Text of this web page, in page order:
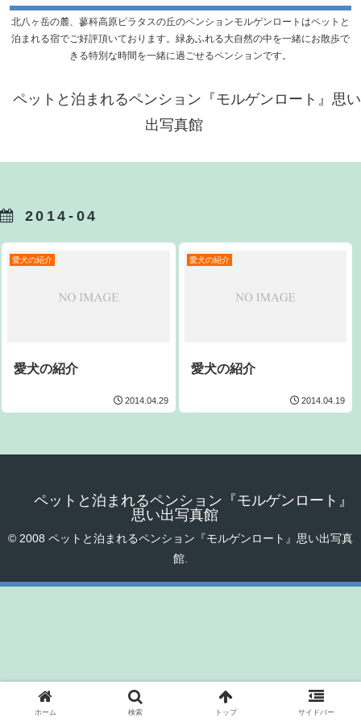
北八ヶ岳の麓、蓼科高原ピラタスの丘のペンションモルゲンロートはペットと
泊まれる宿でご好評頂いております。緑あふれる大自然の中を一緒にお散歩で
きる特別な時間を一緒に過ごせるペンションです。
ペットと泊まれるペンション『モルゲンロート』思い
出写真館
2014-04
愛犬の紹介
愛犬の紹介
2014.04.29
愛犬の紹介
愛犬の紹介
2014.04.19
ペットと泊まれるペンション『モルゲンロート』
思い出写真館
© 2008 ペットと泊まれるペンション『モルゲンロート』思い出写真
館.
ホーム 検索 トップ サイドバー